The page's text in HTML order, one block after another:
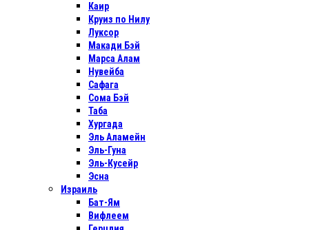
Каир
Круиз по Нилу
Луксор
Макади Бэй
Марса Алам
Нувейба
Сафага
Сома Бэй
Таба
Хургада
Эль Аламейн
Эль-Гуна
Эль-Кусейр
Эсна
Израиль
Бат-Ям
Вифлеем